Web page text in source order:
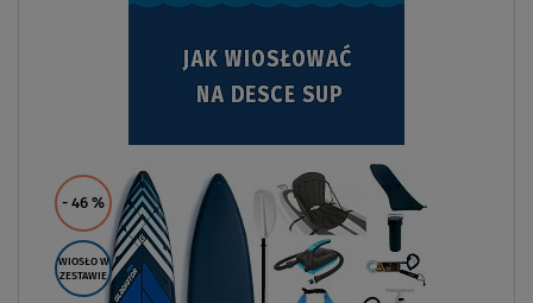
- 46 %
WIOSŁO W
ZESTAWIE